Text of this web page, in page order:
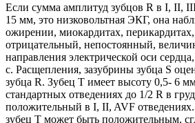
Если сумма амплитуд зубцов R в I, II,
15 мм, это низковольтная ЭКГ, она
ожирении, миокардитах,
отрицательный, непостоянный,
направления электрической оси
с. Расщепления, зазубрины зубца S
зубца R. Зубец Т имеет высоту 0,5- 6
стандартных отведениях до 1/2 R в
положительный в I, II, AVF
зубец Т может быть положительным,